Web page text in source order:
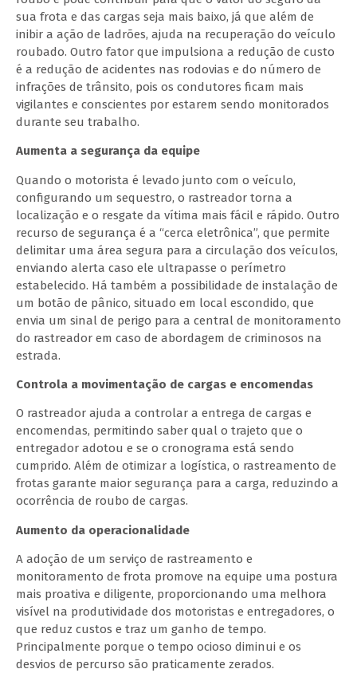
sua frota e das cargas seja mais baixo, já que além de
inibir a ação de ladrões, ajuda na recuperação do veículo
roubado. Outro fator que impulsiona a redução de custo
é a redução de acidentes nas rodovias e do número de
infrações de trânsito, pois os condutores ficam mais
vigilantes e conscientes por estarem sendo monitorados
durante seu trabalho.
Aumenta a segurança da equipe
Quando o motorista é levado junto com o veículo,
configurando um sequestro, o rastreador torna a
localização e o resgate da vítima mais fácil e rápido. Outro
recurso de segurança é a “cerca eletrônica”, que permite
delimitar uma área segura para a circulação dos veículos,
enviando alerta caso ele ultrapasse o perímetro
estabelecido. Há também a possibilidade de instalação de
um botão de pânico, situado em local escondido, que
envia um sinal de perigo para a central de monitoramento
do rastreador em caso de abordagem de criminosos na
estrada.
Controla a movimentação de cargas e encomendas
O rastreador ajuda a controlar a entrega de cargas e
encomendas, permitindo saber qual o trajeto que o
entregador adotou e se o cronograma está sendo
cumprido. Além de otimizar a logística, o rastreamento de
frotas garante maior segurança para a carga, reduzindo a
ocorrência de roubo de cargas.
Aumento da operacionalidade
A adoção de um serviço de rastreamento e
monitoramento de frota promove na equipe uma postura
mais proativa e diligente, proporcionando uma melhora
visível na produtividade dos motoristas e entregadores, o
que reduz custos e traz um ganho de tempo.
Principalmente porque o tempo ocioso diminui e os
desvios de percurso são praticamente zerados.